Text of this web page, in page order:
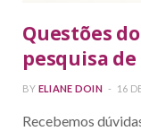
Questões
pesquisa de
BY ELIANE DOIN 16
Recebemos